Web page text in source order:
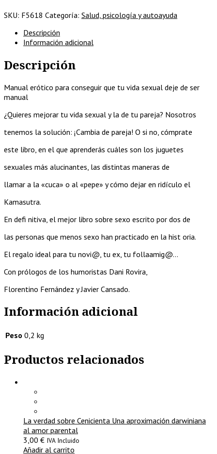
erótico
conseguir
vida
deje
de
manual
SKU: F5618 Categoría: Salud, psicología y autoayuda
Descripción
Información adicional
Descripción
Manual erótico para conseguir que tu vida sexual deje de ser
manual
¿Quieres mejorar tu vida sexual y la de tu pareja? Nosotros
tenemos la solución: ¡Cambia de pareja! O si no, cómprate
este libro, en el que aprenderás cuáles son los juguetes
sexuales más alucinantes, las distintas maneras de
llamar a la «cuca» o al «pepe» y cómo dejar en ridículo el
Kamasutra.
En defi nitiva, el mejor libro sobre sexo escrito por dos de
las personas que menos sexo han practicado en la hist oria.
El regalo ideal para tu novi@, tu ex, tu follaamig@…
Con prólogos de los humoristas Dani Rovira,
Florentino Fernández y Javier Cansado.
Información adicional
Peso 0,2 kg
Productos relacionados
La verdad sobre Cenicienta Una aproximación darwiniana
al amor parental
3,00 € IVA Incluido
Añadir al carrito